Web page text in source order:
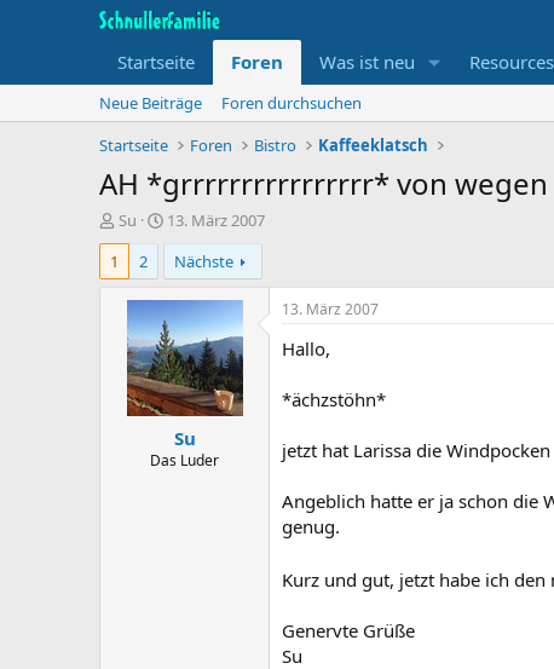
Startseite Foren Was ist neu Resources
Neue Beiträge
Foren durchsuchen
Startseite
Foren Bistro Kaffeeklatsch
AH *grrrrrrrrrrrrrrrr* von wegen
T
h
m
Su
B
e
i
n
n
d
a
t
u
m
13. März 2007
1
2 Nächste
Su
Das Luder
13. März 2007
Hallo,
*ächzstöhn*
jetzt hat Larissa die
Angeblich hatte er ja schon die
genug.
Kurz und gut, jetzt habe ich
Genervte Grüße
Su